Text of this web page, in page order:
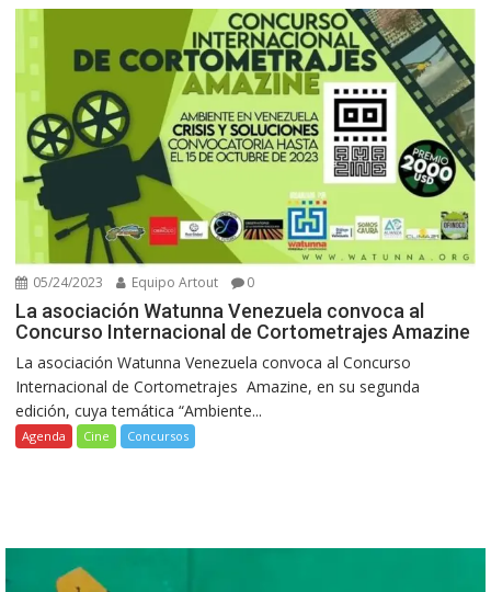
05/24/2023 Equipo Artout 0
La asociación Watunna Venezuela convoca al
Concurso Internacional de Cortometrajes Amazine
La asociación Watunna Venezuela convoca al Concurso
Internacional de Cortometrajes Amazine, en su segunda
edición, cuya temática “Ambiente...
Agenda Cine Concursos